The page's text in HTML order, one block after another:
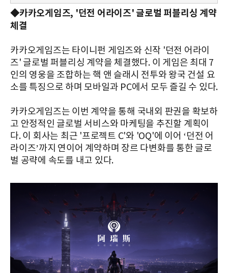
◆카카오게임즈, '던전 어라이즈' 글로벌 퍼블리싱 계약
체결
카카오게임즈는 타이니펀 게임즈와 신작 '던전 어라이
즈' 글로벌 퍼블리싱 계약을 체결했다. 이 게임은 최대 7
인의 영웅을 조합하는 핵 앤 슬래시 전투와 왕국 건설 요
소를 특징으로 하며 모바일과 PC에서 모두 즐길 수 있다.
카카오게임즈는 이번 계약을 통해 국내외 판권을 확보하
고 안정적인 글로벌 서비스와 마케팅을 추진할 계획이
다. 이 회사는 최근 '프로젝트 C'와 'OQ'에 이어 ‘던전 어
라이즈’까지 연이어 계약하며 장르 다변화를 통한 글로
벌 공략에 속도를 내고 있다.